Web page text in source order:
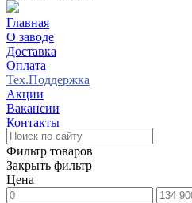
Главная
О заводе
Доставка
Оплата
Тех.Поддержка
Акции
Вакансии
Контакты
Фильтр товаров
Закрыть фильтр
Цена
0